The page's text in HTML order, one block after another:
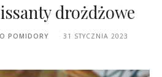
drożdżowe
POMIDORY
31 STYCZNIA 2023